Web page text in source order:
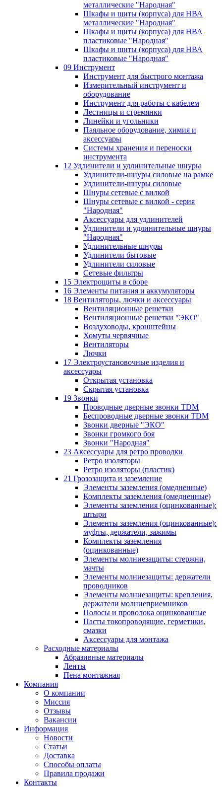
металлические "Народная"
Шкафы и щиты (корпуса) для НВА
металлические "Народная"
Шкафы и щиты (корпуса) для НВА
пластиковые "Народная"
Шкафы и щиты (корпуса) для НВА
пластиковые "Народная"
09 Инструмент
Инструмент для быстрого монтажа
Измерительный инструмент и
оборудование
Инструмент для работы с кабелем
Лестницы и стремянки
Линейки и угольники
Паяльное оборудование, химия и
аксессуары
Системы хранения и переноски
инструмента
12 Удлинители и удлинительные шнуры
Удлинители-шнуры силовые на рамке
Удлинители-шнуры силовые
Шнуры сетевые с вилкой
Шнуры сетевые с вилкой - серия
"Народная"
Аксессуары для удлинителей
Удлинители и удлинительные шнуры
"Народная"
Удлинительные шнуры
Удлинители бытовые
Удлинители силовые
Сетевые фильтры
15 Электрощиты в сборе
16 Элементы питания и аккумуляторы
18 Вентиляторы, лючки и аксессуары
Вентиляционные решетки
Вентиляционные решетки "ЭКО"
Воздуховоды, кронштейны
Хомуты червячные
Вентиляторы
Лючки
17 Электроустановочные изделия и
аксессуары
Открытая установка
Скрытая установка
19 Звонки
Проводные дверные звонки TDM
Беспроводные дверные звонки TDM
Звонки дверные "ЭКО"
Звонки громкого боя
Звонки "Народная"
23 Аксессуары для ретро проводки
Ретро изоляторы
Ретро изоляторы (пластик)
21 Грозозащита и заземление
Элементы заземления (омедненные)
Комплекты заземления (омедненные)
Элементы заземления (оцинкованные):
штыри
Элементы заземления (оцинкованные):
муфты, держатели, зажимы
Комплекты заземления
(оцинкованные)
Элементы молниезащиты: стержни,
мачты
Элементы молниезащиты: держатели
проводников
Элементы молниезащиты: крепления,
держатели молниеприемников
Полосы и проволока оцинкованные
Пасты токопроводящие, герметики,
смазки
Аксессуары для монтажа
Расходные материалы
Абразивные материалы
Ленты
Пена монтажная
Компания
О компании
Миссия
Отзывы
Вакансии
Информация
Новости
Статьи
Доставка
Способы оплаты
Правила продажи
Контакты